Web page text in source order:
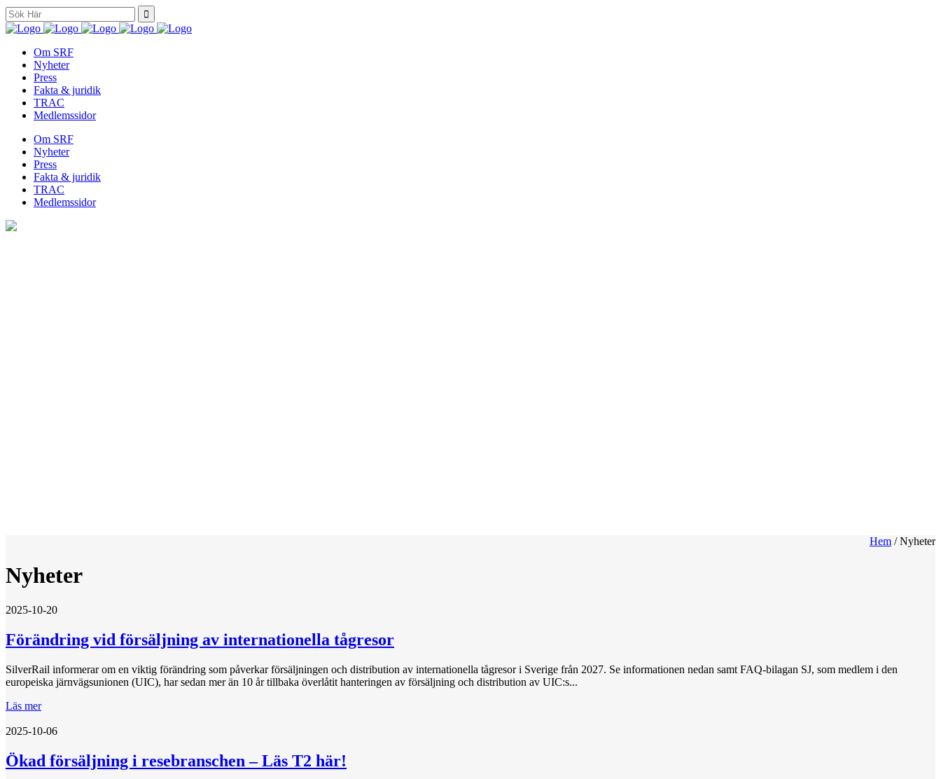
Search
for:
Om SRF
Nyheter
Press
Fakta & juridik
TRAC
Medlemssidor
Om SRF
Nyheter
Press
Fakta & juridik
TRAC
Medlemssidor
Hem /Nyheter
Nyheter
2025-10-20
Förändring vid försäljning av internationella tågresor
SilverRail informerar om en viktig förändring som påverkar försäljningen och distribution av internationella tågresor i Sverige från 2027. Se informationen nedan samt FAQ-bilagan SJ, som medlem i den
europeiska järnvägsunionen (UIC), har sedan mer än 10 år tillbaka överlåtit hanteringen av försäljning och distribution av UIC:s...
Läs mer
2025-10-06
Ökad försäljning i resebranschen – Läs T2 här!